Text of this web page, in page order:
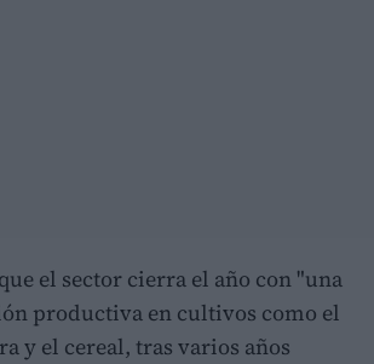
el sector cierra el año con "una
productiva en cultivos como el
y el cereal, tras varios años